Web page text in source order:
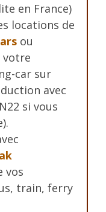
en France)
locations de
ou
votre
car sur
avec
si vous
vos
train, ferry